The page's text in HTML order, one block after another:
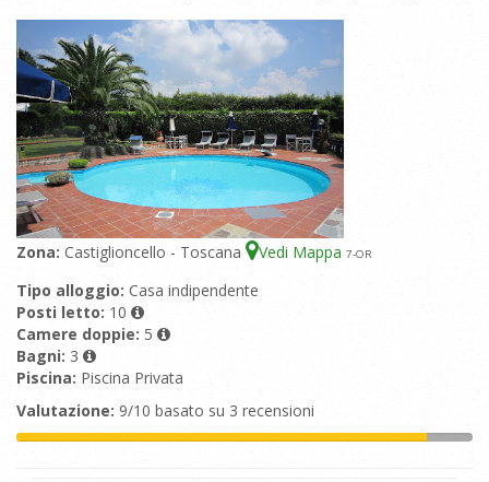
Zona: Castiglioncello - Toscana Vedi Mappa 7-OR
Tipo alloggio: Casa indipendente
Posti letto: 10
Camere doppie: 5
Bagni: 3
Piscina: Piscina Privata
Valutazione: 9/10 basato su 3 recensioni